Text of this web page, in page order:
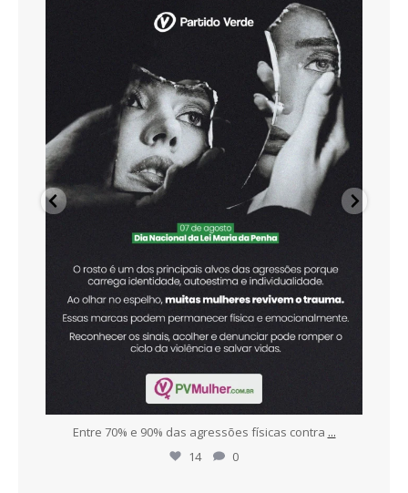
Ago 7
Entre 70% e 90% das agressões físicas contra ...
14
0